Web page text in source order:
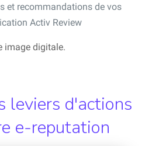
et recommandations de vos
Activ Review
image digitale.
leviers d'actions
e-reputation